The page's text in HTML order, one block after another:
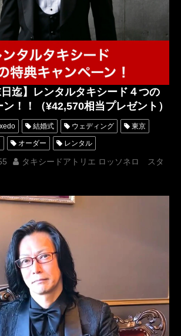
日迄】レンタルタキシード４つの
！！（¥42,570相当プレゼント）
結婚式 ウェディング 東京
オーダー レンタル
レンタルタキシード ロッソネロ
シャツ ベスト チーフ
東京 オーダータキシード名古屋
タルタキシード東京
名古屋 横浜
高級タキシードシャツ
東京 タキシードレンタル東京
青山 神奈川 オーダータキシード横浜
横浜 TuxedoAtelierROSSONERO
タキシードアトリエ ロッソネロ スタ